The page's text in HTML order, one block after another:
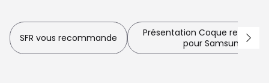
SFR vous recommande
Présentation Coque
pour Samsung